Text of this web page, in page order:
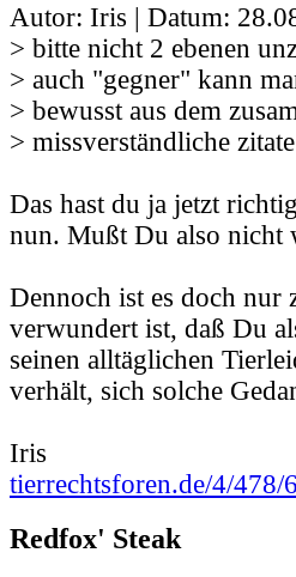
Autor: Iris | Datum:
> bitte nicht 2 ebenen
> auch "gegner" kann
> bewusst aus dem
> missverständliche
Das hast du ja jetzt
nun. Mußt Du also nicht
Dennoch ist es doch nur
verwundert ist, daß Du
seinen alltäglichen
verhält, sich solche
Iris
tierrechtsforen.de/4/478/
Redfox' Steak